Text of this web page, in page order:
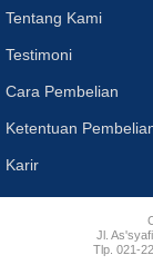
Tentang Kami
Testimoni
Cara Pembelian
Ketentuan
Karir
Jl.
Tlp. 021-